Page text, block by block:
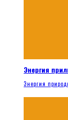
Энергия
Энергия